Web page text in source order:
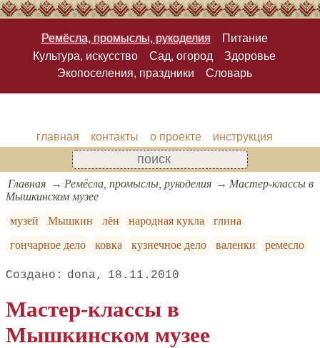
Ремёсла, промыслы, рукоделия
Питание
Культура, искусство
Сад, огород
Здоровье
Экопоселения, праздники
Словарь
главная контакты о проекте инструкция
Главная Ремёсла, промыслы, рукоделия
Мастер-классы в
Мышкинском музее
музей
Мышкин лён народная кукла
глина
гончарное дело
ковка кузнечное дело валенки ремесло
dona 18.11.2010
Мастер-классы в
Мышкинском музее